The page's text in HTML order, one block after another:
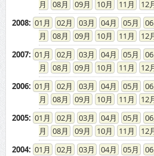
08
09 10 11
12
2008: 01 02 03 04 05 06
08
09 10 11
12
2007: 01 02 03 04 05 06
08
09 10 11
12
2006: 01 02 03 04 05 06
08
09 10 11
12
2005: 01 02 03 04 05 06
08
09 10 11
12
2004: 01 02 03 04 05 06